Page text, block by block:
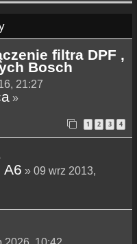
filtra DPF ,
Bosch
21:27
»
1 2 3 4
A6 » 09 wrz 2013,